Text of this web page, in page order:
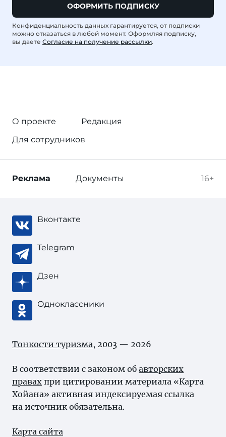
ОФОРМИТЬ ПОДПИСКУ
Конфиденциальность данных гарантируется, от подписки
можно отказаться в любой момент. Оформляя подписку,
вы даете Согласие на получение рассылки.
О проекте
Редакция
Для сотрудников
16+
Реклама Документы
Вконтакте
Telegram
Дзен
Одноклассники
Тонкости туризма, 2003 — 2026
В соответствии с законом об авторских
правах при цитировании материала «Карта
Хойана» активная индексируемая ссылка
на источник обязательна.
Карта сайта